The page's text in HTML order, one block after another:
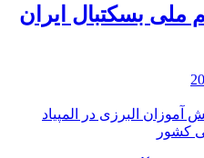
ملی بسکتبال ایران